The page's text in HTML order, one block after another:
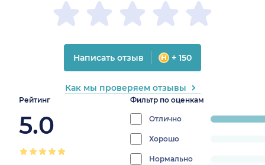
Рейтинг
5.0
Фильтр по оценкам
Отлично
progress:
Хорошо
0%
Нормально
Написать отзыв + 150
Как мы проверяем отзывы